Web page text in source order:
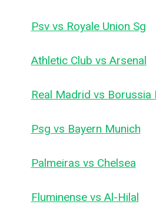
Psv vs Royale Union Sg
Athletic Club vs Arsenal
Real Madrid vs Borussia
Psg vs Bayern Munich
Palmeiras vs Chelsea
Fluminense vs Al-Hilal